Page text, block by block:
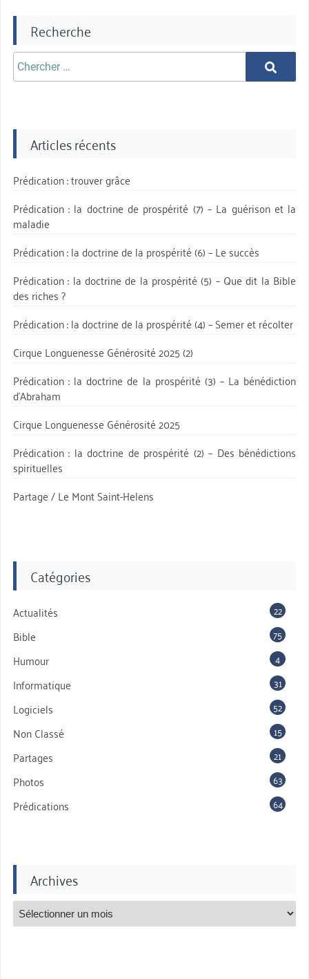
Recherche
Chercher
aprè:
Chercher
Articles récents
Prédication : trouver grâce
Prédication : la doctrine de prospérité (7) – La guérison et la
maladie
Prédication : la doctrine de la prospérité (6) – Le succès
Prédication : la doctrine de la prospérité (5) – Que dit la Bible
des riches ?
Prédication : la doctrine de la prospérité (4) – Semer et récolter
Cirque Longuenesse Générosité 2025 (2)
Prédication : la doctrine de la prospérité (3) – La bénédiction
d’Abraham
Cirque Longuenesse Générosité 2025
Prédication : la doctrine de prospérité (2) – Des bénédictions
spirituelles
Partage / Le Mont Saint-Helens
Catégories
Actualités 22
Bible 75
Humour 4
Informatique 31
Logiciels 52
Non Classé 15
Partages 21
Photos 63
Prédications 64
Archives